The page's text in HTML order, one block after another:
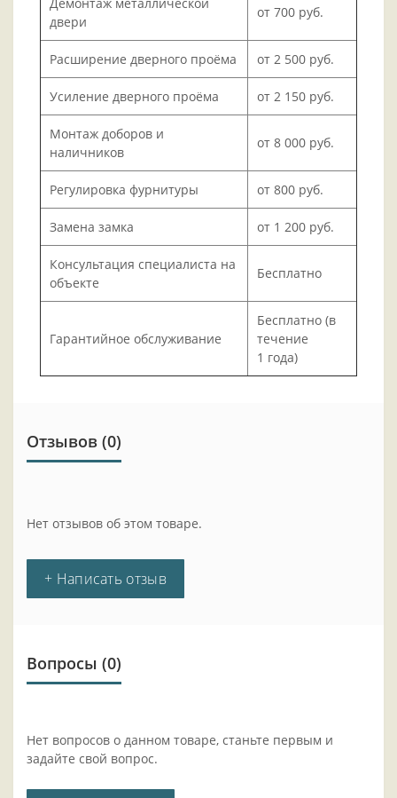
двери
от 700 руб.
Расширение дверного проёма от 2 500 руб.
Усиление дверного проёма от 2 150 руб.
Монтаж доборов и
наличников
от 8 000 руб.
Регулировка фурнитуры от 800 руб.
Замена замка от 1 200 руб.
Консультация специалиста на
объекте
Бесплатно
Гарантийное обслуживание
Бесплатно (в
течение
1 года)
Отзывов (0)
Нет отзывов об этом товаре.
+ Написать отзыв
Вопросы (0)
Нет вопросов о данном товаре, станьте первым и
задайте свой вопрос.